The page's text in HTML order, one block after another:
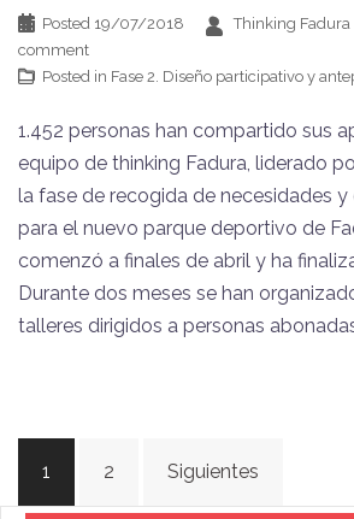
Posted 19/07/2018 Thinking Fadura
comment
Posted in Fase 2. Diseño participativo y
1.452 personas han compartido sus
equipo de thinking Fadura, liderado
la fase de recogida de necesidades
para el nuevo parque deportivo de
comenzó a finales de abril y ha
Durante dos meses se han
talleres dirigidos a personas
Paginación
de
1 2 Siguientes